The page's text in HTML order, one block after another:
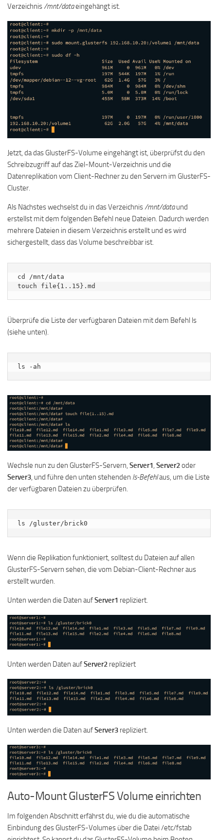
Verzeichnis/mnt/dataeingehängt ist.
Jetzt, da das GlusterFS-Volume eingehängt ist, überprüfst du den
Schreibzugriff auf das Ziel-Mount-Verzeichnis und die
Datenreplikation vom Client-Rechner zu den Servern im GlusterFS-
Cluster.
Als Nächstes wechselst du in das Verzeichnis/mnt/dataund
erstellst mit dem folgenden Befehl neue Dateien. Dadurch werden
mehrere Dateien in diesem Verzeichnis erstellt und es wird
sichergestellt, dass das Volume beschreibbar ist.
cd /mnt/data
touch file{1..15}.md
Überprüfe die Liste der verfügbaren Dateien mit dem Befehl ls
(siehe unten).
ls -ah
Wechsle nun zu den GlusterFS-Servern, Server1, Server2oder
Server3, und führe den unten stehenden ls-Befehlaus, um die Liste
der verfügbaren Dateien zu überprüfen.
ls /gluster/brick0
Wenn die Replikation funktioniert, solltest du Dateien auf allen
GlusterFS-Servern sehen, die vom Debian-Client-Rechner aus
erstellt wurden.
Unten werden die Daten aufServer1 repliziert.
Unten werden Daten aufServer2 repliziert
Unten werden die Daten aufServer3 repliziert.
Auto-Mount GlusterFS Volume einrichten
Im folgenden Abschnitt erfährst du, wie du die automatische
Einbindung des GlusterFS-Volumes über die Datei /etc/fstab